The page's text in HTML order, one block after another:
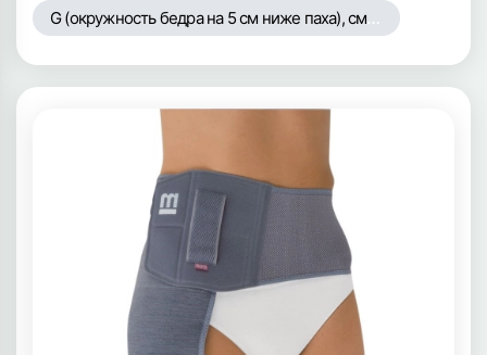
G (окружность бедра на 5 см ниже паха), см - 65-80